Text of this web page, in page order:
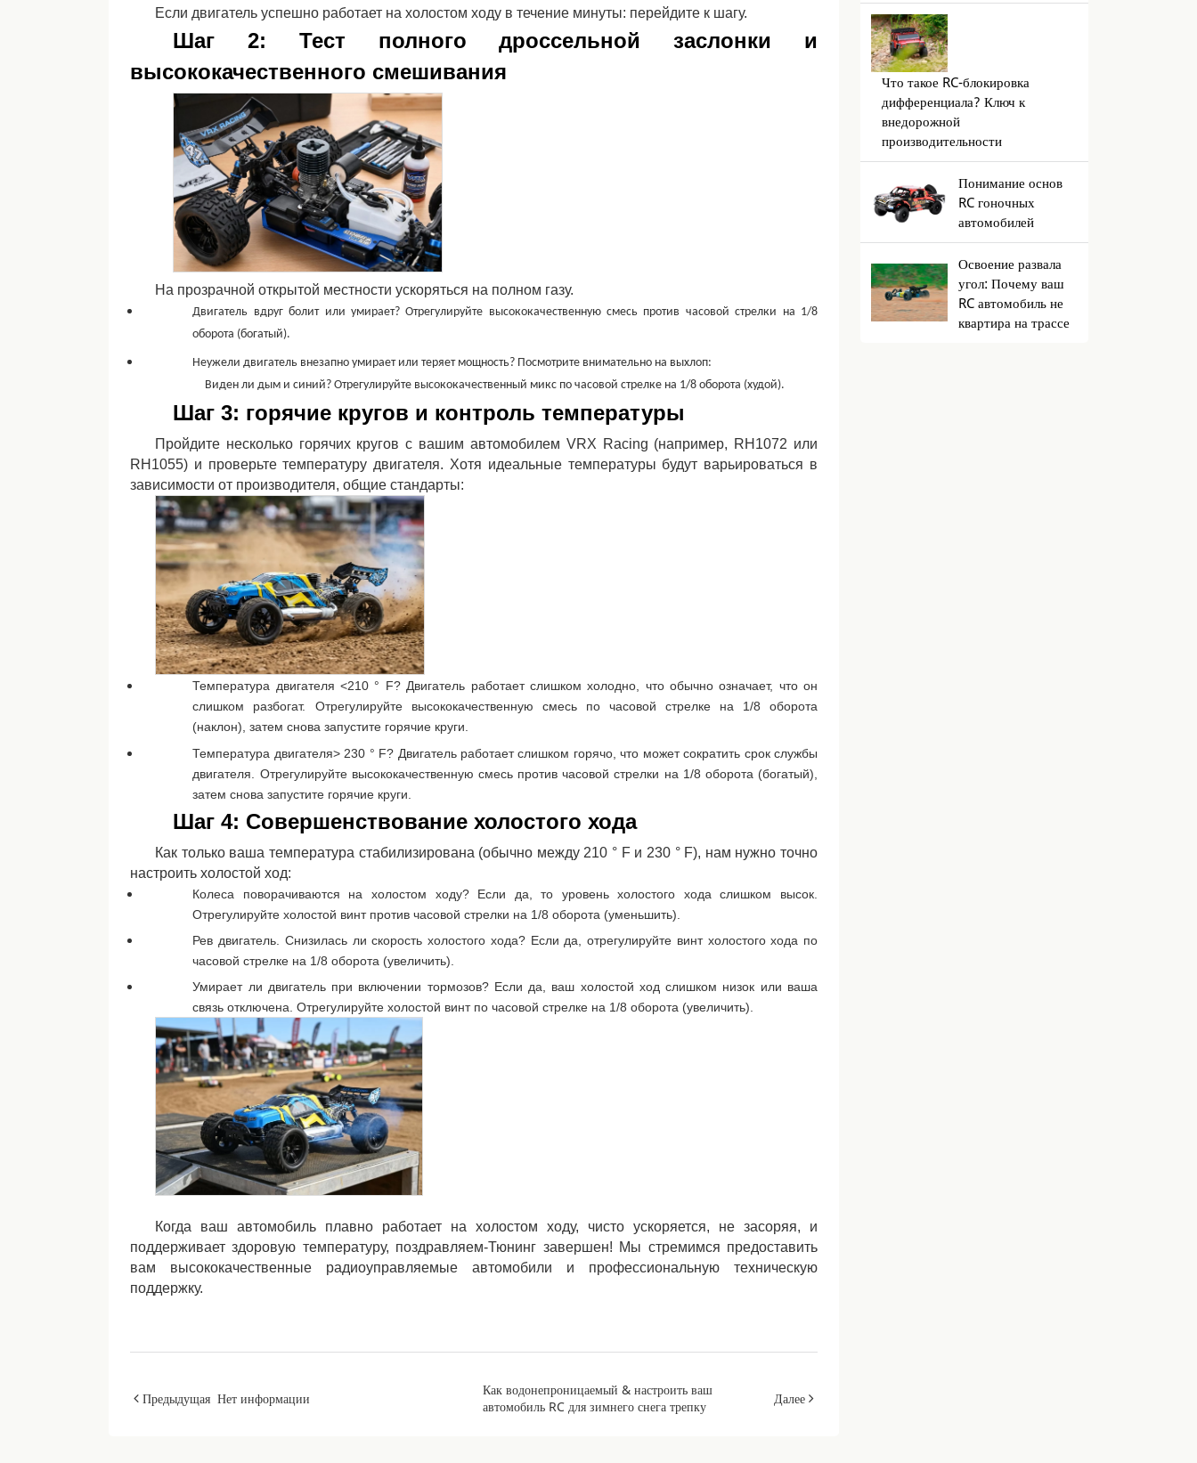
Если двигатель успешно работает на холостом ходу в течение минуты: перейдите к шагу.
Шаг 2: Тест полного дроссельной заслонки и
высококачественного смешивания
На прозрачной открытой местности ускоряться на полном газу.
Двигатель вдруг болит или умирает? Отрегулируйте высококачественную смесь против часовой стрелки на 1/8
оборота (богатый).
Неужели двигатель внезапно умирает или теряет мощность? Посмотрите внимательно на выхлоп:
Виден ли дым и синий? Отрегулируйте высококачественный микс по часовой стрелке на 1/8 оборота (худой).
Шаг 3: горячие кругов и контроль температуры
Пройдите несколько горячих кругов с вашим автомобилем VRX Racing (например, RH1072 или
RH1055) и проверьте температуру двигателя. Хотя идеальные температуры будут варьироваться в
зависимости от производителя, общие стандарты:
Температура двигателя <210 ° F? Двигатель работает слишком холодно, что обычно означает, что он
слишком разбогат. Отрегулируйте высококачественную смесь по часовой стрелке на 1/8 оборота
(наклон), затем снова запустите горячие круги.
Температура двигателя> 230 ° F? Двигатель работает слишком горячо, что может сократить срок службы
двигателя. Отрегулируйте высококачественную смесь против часовой стрелки на 1/8 оборота (богатый),
затем снова запустите горячие круги.
Шаг 4: Совершенствование холостого хода
Как только ваша температура стабилизирована (обычно между 210 ° F и 230 ° F), нам нужно точно
настроить холостой ход:
Колеса поворачиваются на холостом ходу? Если да, то уровень холостого хода слишком высок.
Отрегулируйте холостой винт против часовой стрелки на 1/8 оборота (уменьшить).
Рев двигатель. Снизилась ли скорость холостого хода? Если да, отрегулируйте винт холостого хода по
часовой стрелке на 1/8 оборота (увеличить).
Умирает ли двигатель при включении тормозов? Если да, ваш холостой ход слишком низок или ваша
связь отключена. Отрегулируйте холостой винт по часовой стрелке на 1/8 оборота (увеличить).
Когда ваш автомобиль плавно работает на холостом ходу, чисто ускоряется, не засоряя, и
поддерживает здоровую температуру, поздравляем-Тюнинг завершен! Мы стремимся предоставить
вам высококачественные радиоуправляемые автомобили и профессиональную техническую
поддержку.
Предыдущая Нет информации Далее
Как водонепроницаемый & настроить ваш
автомобиль RC для зимнего снега трепку
Что такое RC-блокировка
дифференциала? Ключ к
внедорожной
производительности
Понимание основ
RC гоночных
автомобилей
Освоение развала
угол: Почему ваш
RC автомобиль не
квартира на трассе